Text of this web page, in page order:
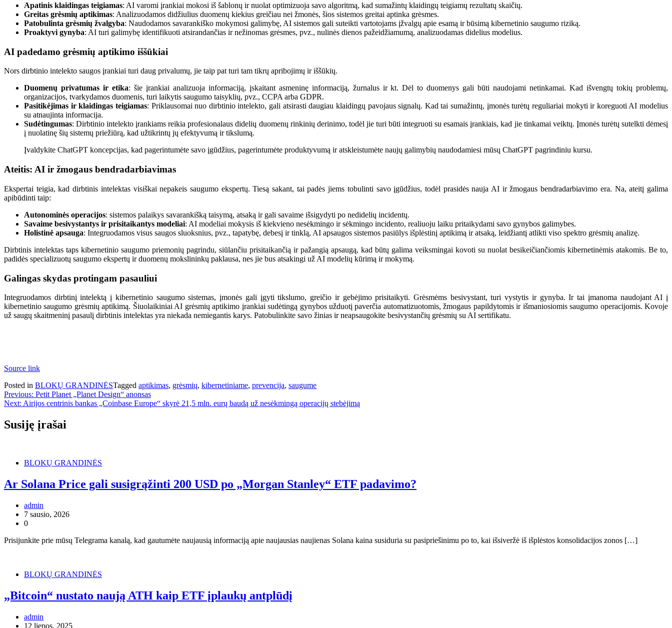
Apatinis klaidingas teigiamas: AI varomi įrankiai mokosi iš šablonų ir nuolat optimizuoja savo algoritmą, kad sumažintų klaidingų teigiamų rezultatų skaičių.
Greitas grėsmių aptikimas: Analizuodamos didžiulius duomenų kiekius greičiau nei žmonės, šios sistemos greitai aptinka grėsmes.
Patobulinta grėsmių žvalgyba: Naudodamos savarankiško mokymosi galimybę, AI sistemos gali suteikti vartotojams įžvalgų apie esamą ir būsimą kibernetinio saugumo riziką.
Proaktyvi gynyba: AI turi galimybę identifikuoti atsirandančias ir nežinomas grėsmes, pvz., nulinės dienos pažeidžiamumą, analizuodamas didelius modelius.
AI padedamo grėsmių aptikimo iššūkiai
Nors dirbtinio intelekto saugos įrankiai turi daug privalumų, jie taip pat turi tam tikrų apribojimų ir iššūkių.
Duomenų privatumas ir etika: šie įrankiai analizuoja informaciją, įskaitant asmeninę informaciją, žurnalus ir kt. Dėl to duomenys gali būti naudojami netinkamai. Kad išvengtų tokių problemų,
organizacijos, tvarkydamos duomenis, turi laikytis saugumo taisyklių, pvz., CCPA arba GDPR.
Pasitikėjimas ir klaidingas teigiamas: Priklausomai nuo dirbtinio intelekto, gali atsirasti daugiau klaidingų pavojaus signalų. Kad tai sumažintų, įmonės turėtų reguliariai mokyti ir koreguoti AI modelius
su atnaujinta informacija.
Sudėtingumas: Dirbtinio intelekto įrankiams reikia profesionalaus didelių duomenų rinkinių derinimo, todėl jie turi būti integruoti su esamais įrankiais, kad jie tinkamai veiktų. Įmonės turėtų sutelkti dėmesį
į nuolatinę šių sistemų priežiūrą, kad užtikrintų jų efektyvumą ir tikslumą.
Įvaldykite ChatGPT koncepcijas, kad pagerintumėte savo įgūdžius, pagerintumėte produktyvumą ir atskleistumėte naujų galimybių naudodamiesi mūsų ChatGPT pagrindiniu kursu.
Ateitis: AI ir žmogaus bendradarbiavimas
Ekspertai teigia, kad dirbtinis intelektas visiškai nepakeis saugumo ekspertų. Tiesą sakant, tai padės jiems tobulinti savo įgūdžius, todėl prasidės nauja AI ir žmogaus bendradarbiavimo era. Na, ateitį galima
apibūdinti taip:
Autonominės operacijos: sistemos palaikys savarankišką taisymą, atsaką ir gali savaime išsigydyti po nedidelių incidentų.
Savaime besivystantys ir prisitaikantys modeliai: AI modeliai mokysis iš kiekvieno nesėkmingo ir sėkmingo incidento, realiuoju laiku pritaikydami savo gynybos galimybes.
Holistinė apsauga: Integruodamos visus saugos sluoksnius, pvz., tapatybę, debesį ir tinklą, AI apsaugos sistemos pasiūlys išplėstinį aptikimą ir atsaką, leidžiantį atlikti viso spektro grėsmių analizę.
Dirbtinis intelektas taps kibernetinio saugumo priemonių pagrindu, siūlančiu prisitaikančią ir pažangią apsaugą, kad būtų galima veiksmingai kovoti su nuolat besikeičiančiomis kibernetinėmis atakomis. Be to,
padidės specializuotų saugumo ekspertų ir duomenų mokslininkų paklausa, nes jie bus atsakingi už AI modelių kūrimą ir mokymą.
Galingas skydas protingam pasauliui
Integruodamos dirbtinį intelektą į kibernetinio saugumo sistemas, įmonės gali įgyti tikslumo, greičio ir gebėjimo prisitaikyti. Grėsmėms besivystant, turi vystytis ir gynyba. Ir tai įmanoma naudojant AI į
kibernetinio saugumo grėsmių aptikimą. Šiuolaikiniai AI grėsmių aptikimo įrankiai sudėtingą gynybos užduotį paverčia automatizuotomis, žmogaus papildytomis ir išmaniosiomis saugumo operacijomis. Kovoje
už saugų skaitmeninį pasaulį dirbtinis intelektas yra niekada nemiegantis karys. Patobulinkite savo žinias ir neapsaugokite besivystančių grėsmių su AI sertifikatu.
Source link
Posted in BLOKŲ GRANDINĖSTagged aptikimas, grėsmių, kibernetiniame, prevencija, saugume
Navigacija
tarp
įrašų
Previous: Petit Planet „Planet Design“ anonsas
Next: Airijos centrinis bankas „Coinbase Europe“ skyrė 21,5 mln. eurų baudą už nesėkmingą operacijų stebėjimą
Susiję įrašai
BLOKŲ GRANDINĖS
Ar Solana Price gali susigrąžinti 200 USD po „Morgan Stanley“ ETF padavimo?
admin
7 sausio, 2026
0
Prisijunkite prie mūsų Telegrama kanalą, kad gautumėte naujausią informaciją apie naujausias naujienas Solana kaina susiduria su pasipriešinimu po to, kai išsiveržė iš išplėstos konsolidacijos zonos […]
BLOKŲ GRANDINĖS
„Bitcoin“ nustato naują ATH kaip ETF įplaukų antplūdį
admin
12 liepos, 2025